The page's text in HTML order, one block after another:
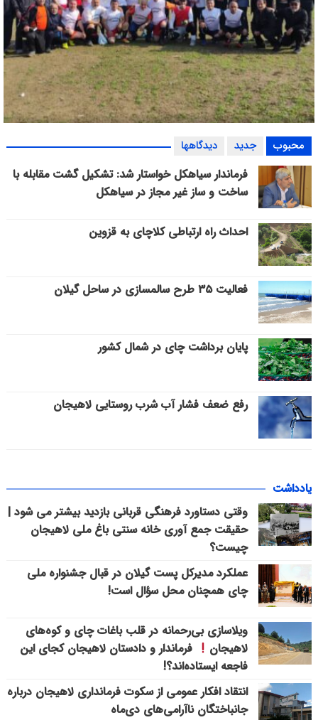
گزارش تصویری
محبوب جدید دیدگاهها
فرماندار سیاهکل خواستار شد: تشکیل گشت مقابله با
ساخت و ساز غیر مجاز در سیاهکل
احداث راه ارتباطی کلاچای به قزوین
فعالیت ۳۵ طرح سالمسازی در ساحل گیلان
پایان برداشت چای در شمال کشور
رفع ضعف فشار آب شرب روستایی لاهیجان
یادداشت
وقتی دستاورد فرهنگی قربانی بازدید بیشتر می شود |
حقیقت جمع آوری خانه سنتی باغ ملی لاهیجان
چیست؟
عملکرد مدیرکل پست گیلان در قبال جشنواره ملی
چای همچنان محل سؤال است!
ویلاسازی بی‌رحمانه در قلب باغات چای و کوه‌های
لاهیجان
فرماندار و دادستان لاهیجان کجای این
فاجعه ایستاده‌اند؟!
انتقاد افکار عمومی از سکوت فرمانداری لاهیجان درباره
جانباختگان ناآرامی‌های دی‌ماه